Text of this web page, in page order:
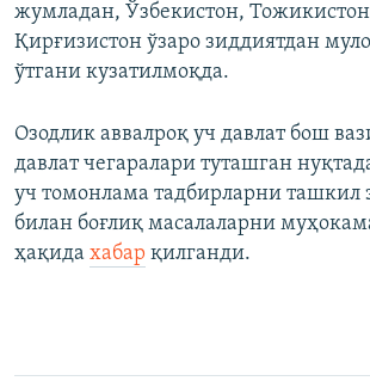
жумладан, Ўзбекистон, Тожикистон
Қирғизистон ўзаро зиддиятдан
ўтгани кузатилмоқда.
Озодлик аввалроқ уч давлат бош
давлат чегаралари туташган
уч томонлама тадбирларни ташкил
билан боғлиқ масалаларни
ҳақида хабар қилганди.